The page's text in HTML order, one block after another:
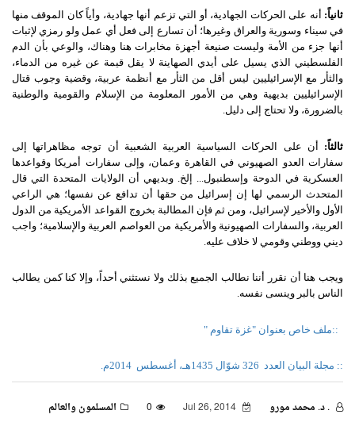
ثانياً: أنه على الحركات الجهادية، أو التي تزعم أنها جهادية، وأياً كان الموقف منها
في سيناء وسورية والعراق وغيرها؛ أن تسارع إلى فعل أي عمل ولو رمزي لإثبات
أنها جزء من الأمة وليست صنيعة أجهزة مخابرات هنا وهناك، والوعي بأن الدم
الفلسطيني الذي يسيل على أيدي الصهاينة لا يقل قيمة عن غيره من الدماء،
والثأر مع الإسرائيليين ليس أقل من الثأر مع أنظمة عربية، وقضية وجوب قتال
الإسرائيليين بديهية وهي من الأمور المعلومة من الإسلام والقومية والوطنية
بالضرورة، ولا تحتاج إلى دليل.
ثالثاً: أن على الحركات السياسية العربية الشعبية أن توجه مظاهراتها إلى
سفارات العدو الصهيوني في القاهرة وعمان، وإلى سفارات أمريكا وقواعدها
العسكرية في الدوحة وإسطنبول
إلخ وبديهي أن الولايات المتحدة التي قال
المتحدث الرسمي لها إن إسرائيل من حقها أن تدافع عن نفسها؛ هي الراعي
الأول والأخير لإسرائيل، ومن ثم فإن المطالبة بخروج القواعد الأمريكية من الدول
العربية، والسفارات الصهيونية والأمريكية من العواصم العربية والإسلامية؛ واجب
ديني ووطني وقومي لا خلاف عليه
ويجب هنا أن نقرر أننا نطالب الجميع بذلك ولا نستثني أحداً، وإلا كنا كمن يطالب
الناس بالبر وينسى نفسه.
::ملف خاص بعنوان "غزة تقاوم "
:: مجلة البيان العدد 326 شوّال 1435هـ، أغسطس 2014م.
. د. محمد مورو 0 المسلمون والعالم